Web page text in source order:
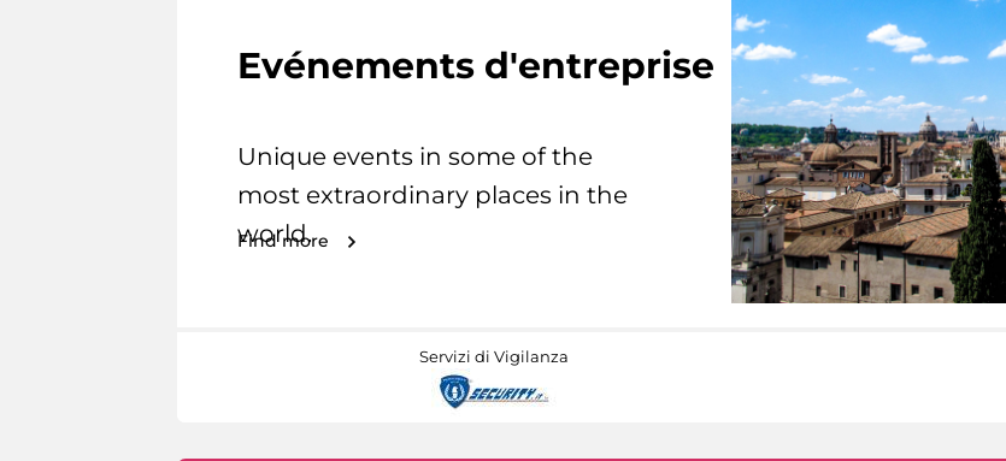
Evénements d'entreprise
Unique events in some of the
most extraordinary places in the
world.
Find more
Servizi di Vigilanza